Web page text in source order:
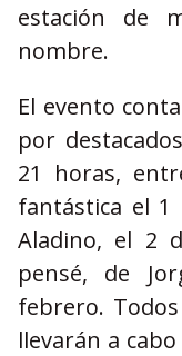
estación de
nombre.
El evento
por
21 horas,
fantástica el
Aladino, el 2
pensé, de
febrero.
llevarán a